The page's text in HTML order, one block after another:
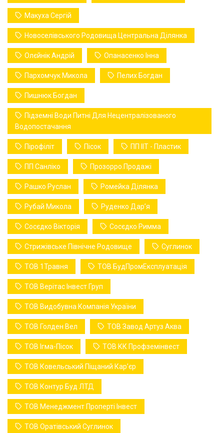
Макуха Сергій
Новоселівського Родовища Центральна Ділянка
Олєйнік Андрій Опанасенко Інна
Пархомчук Микола Пелих Богдан
Пишнюк Богдан
Підземні Води Питні Для Нецентралізованого
Водопостачання
Пірофіліт Пісок ПП ІІТ - Пластик
ПП Санліко Прозорро.Продажі
Рашко Руслан Ромейка Ділянка
Рубай Микола Руденко Дарʼя
Сосєдко Вікторія Сосєдко Римма
Стрижівське Північне Родовище Суглинок
ТОВ 1Травня ТОВ БудПромЕксплуатація
ТОВ Верітас Інвест Груп
ТОВ Видобувна Компанія України
ТОВ Голден Вел ТОВ Завод Артуз Аква
ТОВ Ігма-Пісок ТОВ КК Профземінвест
ТОВ Ковельський Піщаний Карʼєр
ТОВ Контур Буд ЛТД
ТОВ Менеджмент Проперті Інвест
ТОВ Оратівський Суглинок